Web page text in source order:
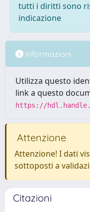
tutti i diritti sono
indicazione
Informazioni
Utilizza questo
link a questo
https://
Attenzione
Attenzione! I dati
sottoposti a
Citazioni